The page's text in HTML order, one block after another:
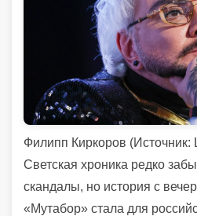
Филипп Киркоров (Источник:
Светская хроника редко
скандалы, но история с
«Мутабор» стала для